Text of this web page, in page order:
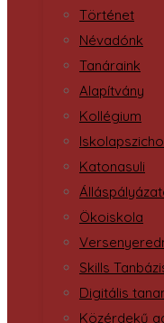
Történet
Névadónk
Tanáraink
Alapítvány
Kollégium
Katonasuli
Ökoiskola
Skills
Digitális
Közérdekű